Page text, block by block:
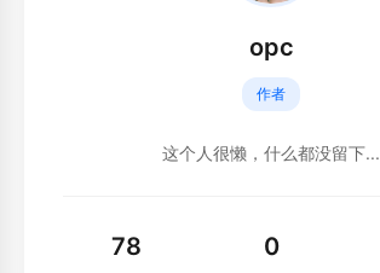
opc
作者
这个人很懒，什么都没留下...
78 0